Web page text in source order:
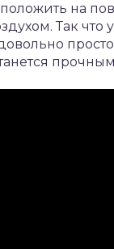
на
Так что